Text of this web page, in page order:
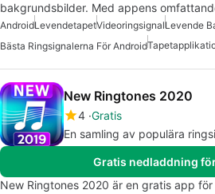
bakgrundsbilder. Med appens
AndroidLevendetapetVideoringsignalLevende
Bästa Ringsignalerna För Android
New Ringtones 2020
4 Gratis
En samling av populära
Gratis nedladdning
New Ringtones 2020 är en gratis app